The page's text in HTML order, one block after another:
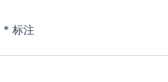
* 标注